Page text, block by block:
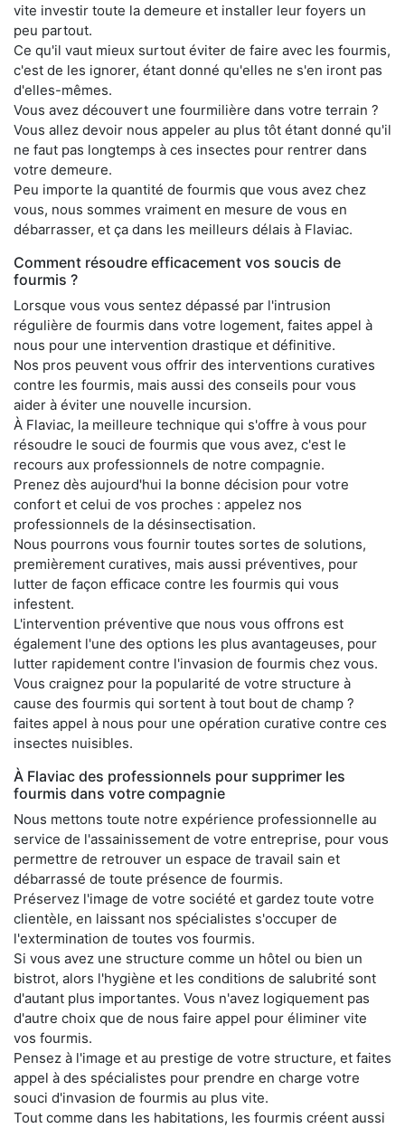
vite investir toute la demeure et installer leur foyers un
peu partout.
Ce qu'il vaut mieux surtout éviter de faire avec les fourmis,
c'est de les ignorer, étant donné qu'elles ne s'en iront pas
d'elles-mêmes.
Vous avez découvert une fourmilière dans votre terrain ?
Vous allez devoir nous appeler au plus tôt étant donné qu'il
ne faut pas longtemps à ces insectes pour rentrer dans
votre demeure.
Peu importe la quantité de fourmis que vous avez chez
vous, nous sommes vraiment en mesure de vous en
débarrasser, et ça dans les meilleurs délais à Flaviac.
Comment résoudre efficacement vos soucis de
fourmis ?
Lorsque vous vous sentez dépassé par l'intrusion
régulière de fourmis dans votre logement, faites appel à
nous pour une intervention drastique et définitive.
Nos pros peuvent vous offrir des interventions curatives
contre les fourmis, mais aussi des conseils pour vous
aider à éviter une nouvelle incursion.
À Flaviac, la meilleure technique qui s'offre à vous pour
résoudre le souci de fourmis que vous avez, c'est le
recours aux professionnels de notre compagnie.
Prenez dès aujourd'hui la bonne décision pour votre
confort et celui de vos proches : appelez nos
professionnels de la désinsectisation.
Nous pourrons vous fournir toutes sortes de solutions,
premièrement curatives, mais aussi préventives, pour
lutter de façon efficace contre les fourmis qui vous
infestent.
L'intervention préventive que nous vous offrons est
également l'une des options les plus avantageuses, pour
lutter rapidement contre l'invasion de fourmis chez vous.
Vous craignez pour la popularité de votre structure à
cause des fourmis qui sortent à tout bout de champ ?
faites appel à nous pour une opération curative contre ces
insectes nuisibles.
À Flaviac des professionnels pour supprimer les
fourmis dans votre compagnie
Nous mettons toute notre expérience professionnelle au
service de l'assainissement de votre entreprise, pour vous
permettre de retrouver un espace de travail sain et
débarrassé de toute présence de fourmis.
Préservez l'image de votre société et gardez toute votre
clientèle, en laissant nos spécialistes s'occuper de
l'extermination de toutes vos fourmis.
Si vous avez une structure comme un hôtel ou bien un
bistrot, alors l'hygiène et les conditions de salubrité sont
d'autant plus importantes. Vous n'avez logiquement pas
d'autre choix que de nous faire appel pour éliminer vite
vos fourmis.
Pensez à l'image et au prestige de votre structure, et faites
appel à des spécialistes pour prendre en charge votre
souci d'invasion de fourmis au plus vite.
Tout comme dans les habitations, les fourmis créent aussi